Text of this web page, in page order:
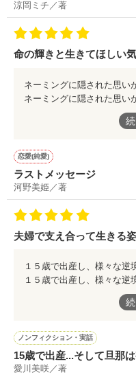
※レビューありがとうござ
＊囲 章文 様
＊黒猫○ルビー 様
＊bi‐ko☆/ 様
★イメージポエムありがと
＊囲 章文 さま
演出の巧さも見逃せません。
短編です。
心地好い、ひとときを約束
ーの彼と出会い再び鍵盤の
涼岡ミチ／著
命の輝きと生きてほしい
ネーミングに隠された思い
命の輝きと生きてほしいと
相手を思う気持ち、大切な
を絶やさず生き抜こうとす
恋愛(純愛)
ラストメッセージ
河野美姫／著
夫婦で支え合って生きる
１５歳で出産し、様々な逆
に支え合って生きる姿を淡
辛いこと、苦しいことも2
ノンフィクション・実話
15歳で出産...そして旦那
愛川美咲／著